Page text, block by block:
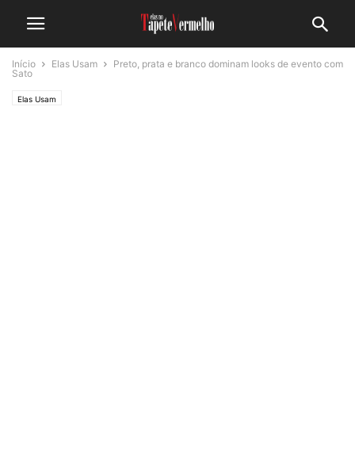
Início Elas Usam
Preto, prata e branco dominam looks de evento com
Sato
Elas Usam